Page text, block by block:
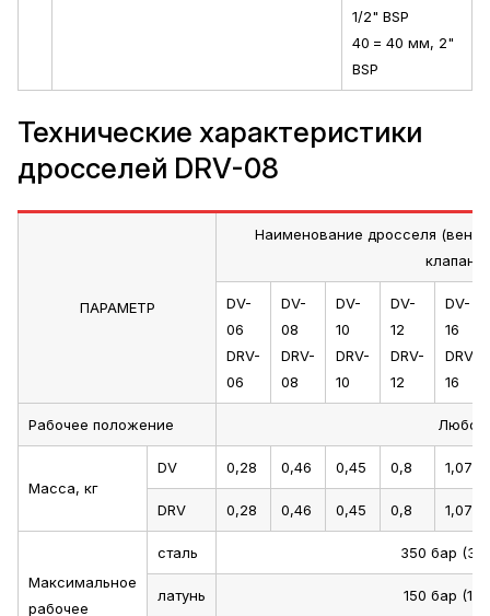
1/2" BSP
40 = 40 мм, 2"
BSP
Технические характеристики
дросселей DRV-08
ПАРАМЕТР
Наименование дросселя
DV-
06
DRV-
06
DV-
08
DRV-
08
DV-
10
DRV-
10
DV-
12
DRV-
12
DV-
16
DRV-
16
Рабочее положение Любое
Масса, кг
DV 0,28 0,46 0,45 0,8 1,07
DRV 0,28 0,46 0,45 0,8 1,07
Максимальное
рабочее
сталь 350 бар
латунь 150 бар (15